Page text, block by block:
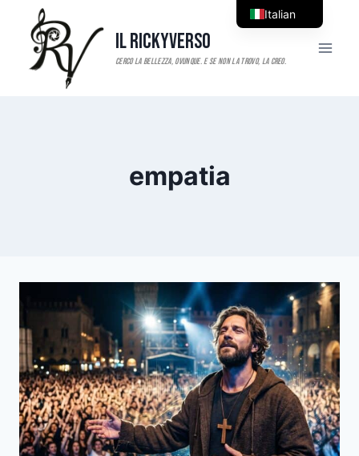
contenuto
Il RickyVerso
empatia
Italian